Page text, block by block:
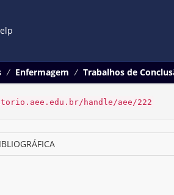
Enfermagem Trabalhos de
handle/aee/222